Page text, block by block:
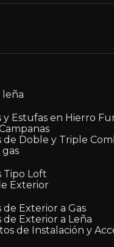
leña
y Estufas en Hierro
de Doble y Triple
gas
Tipo Loft
Exterior
de Exterior a Gas
de Exterior a Leña
de Instalación y